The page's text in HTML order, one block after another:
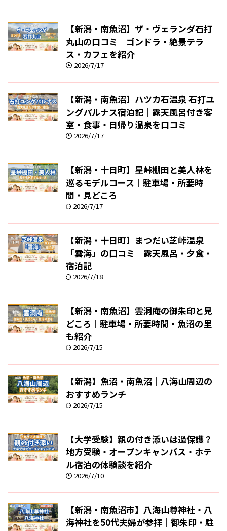
【新潟・南魚沼】ザ・ヴェランダ石打
丸山の口コミ｜ゴンドラ・絶景テラ
ス・カフェを紹介
2026/7/17
【新潟・南魚沼】ハツカ石温泉 石打ユ
ングパルナス宿泊記｜露天風呂付き客
室・食事・日帰り温泉を口コミ
2026/7/17
【新潟・十日町】星峠棚田と美人林を
巡るモデルコース｜駐車場・所要時
間・見どころ
2026/7/17
【新潟・十日町】まつだい芝峠温泉
「雲海」の口コミ｜露天風呂・夕食・
宿泊記
2026/7/18
【新潟・南魚沼】雲洞庵の御朱印と見
どころ｜駐車場・所要時間・魚沼の里
も紹介
2026/7/15
【新潟】魚沼・南魚沼｜八海山周辺の
おすすめランチ
2026/7/15
【大学受験】親の付き添いは過保護？
地方受験・オープンキャンパス・ホテ
ル宿泊の体験談を紹介
2026/7/10
【新潟・南魚沼市】八海山尊神社・八
海神社を50代夫婦が参拝｜御朱印・駐